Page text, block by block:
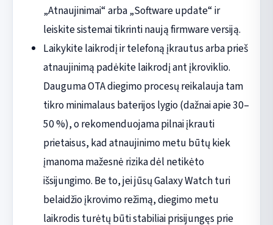
„Atnaujinimai“ arba „Software update“ ir
leiskite sistemai tikrinti naują firmware versiją.
Laikykite laikrodį ir telefoną įkrautus arba prieš
atnaujinimą padėkite laikrodį ant įkroviklio.
Dauguma OTA diegimo procesų reikalauja tam
tikro minimalaus baterijos lygio (dažnai apie 30–
50 %), o rekomenduojama pilnai įkrauti
prietaisus, kad atnaujinimo metu būtų kiek
įmanoma mažesnė rizika dėl netikėto
išsijungimo. Be to, jei jūsų Galaxy Watch turi
belaidžio įkrovimo režimą, diegimo metu
laikrodis turėtų būti stabiliai prisijungęs prie